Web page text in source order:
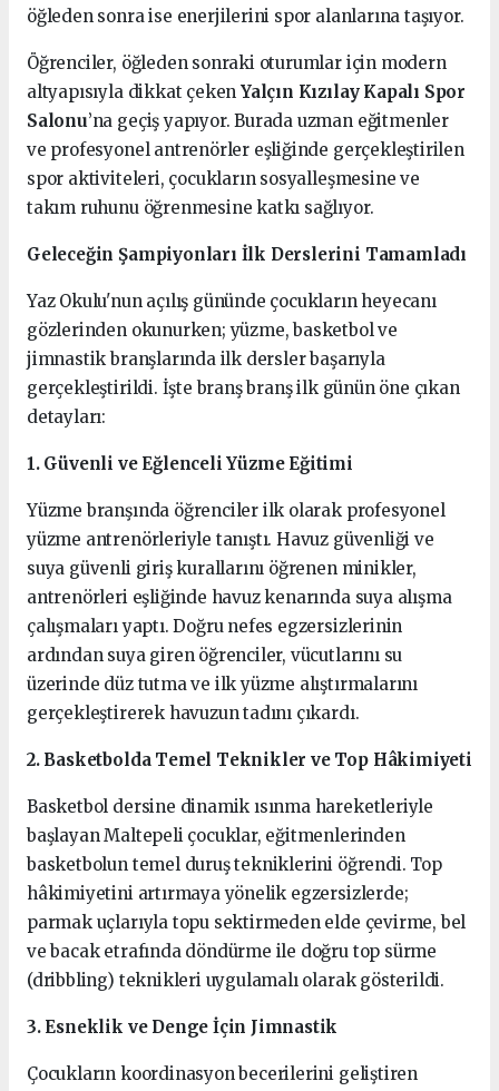
öğleden sonra ise enerjilerini spor alanlarına taşıyor.
Öğrenciler, öğleden sonraki oturumlar için modern
altyapısıyla dikkat çekenYalçın Kızılay Kapalı Spor
Salonu’na geçiş yapıyor. Burada uzman eğitmenler
ve profesyonel antrenörler eşliğinde gerçekleştirilen
spor aktiviteleri, çocukların sosyalleşmesine ve
takım ruhunu öğrenmesine katkı sağlıyor.
Geleceğin Şampiyonları İlk Derslerini Tamamladı
Yaz Okulu'nun açılış gününde çocukların heyecanı
gözlerinden okunurken; yüzme, basketbol ve
jimnastik branşlarında ilk dersler başarıyla
gerçekleştirildi. İşte branş branş ilk günün öne çıkan
detayları:
1. Güvenli ve Eğlenceli Yüzme Eğitimi
Yüzme branşında öğrenciler ilk olarak profesyonel
yüzme antrenörleriyle tanıştı. Havuz güvenliği ve
suya güvenli giriş kurallarını öğrenen minikler,
antrenörleri eşliğinde havuz kenarında suya alışma
çalışmaları yaptı. Doğru nefes egzersizlerinin
ardından suya giren öğrenciler, vücutlarını su
üzerinde düz tutma ve ilk yüzme alıştırmalarını
gerçekleştirerek havuzun tadını çıkardı.
2. Basketbolda Temel Teknikler ve Top Hâkimiyeti
Basketbol dersine dinamik ısınma hareketleriyle
başlayan Maltepeli çocuklar, eğitmenlerinden
basketbolun temel duruş tekniklerini öğrendi. Top
hâkimiyetini artırmaya yönelik egzersizlerde;
parmak uçlarıyla topu sektirmeden elde çevirme, bel
ve bacak etrafında döndürme ile doğru top sürme
(dribbling) teknikleri uygulamalı olarak gösterildi.
3. Esneklik ve Denge İçin Jimnastik
Çocukların koordinasyon becerilerini geliştiren